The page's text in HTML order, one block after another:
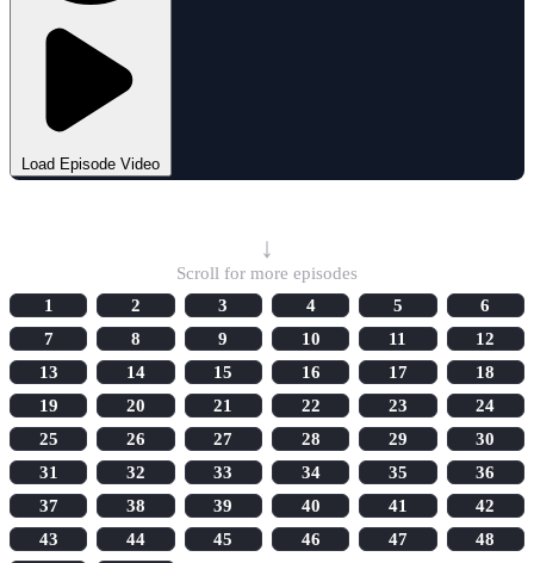
Load Episode Video
↓
Scroll for more episodes
1
2 3 4 5
6
7
8 9 10 11
12
13
14 15 16 17
18
19
20 21 22 23
24
25
26 27 28 29
30
31
32 33 34 35
36
37
38 39 40 41
42
43
44 45 46 47
48